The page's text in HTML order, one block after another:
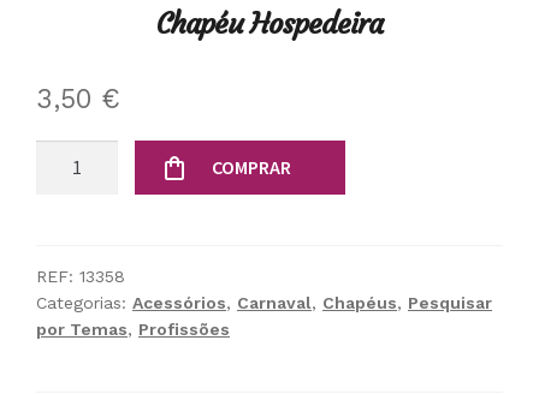
Chapéu Hospedeira
3,50 €
COMPRAR
REF: 13358
Categorias: Acessórios, Carnaval, Chapéus, Pesquisar
por Temas, Profissões